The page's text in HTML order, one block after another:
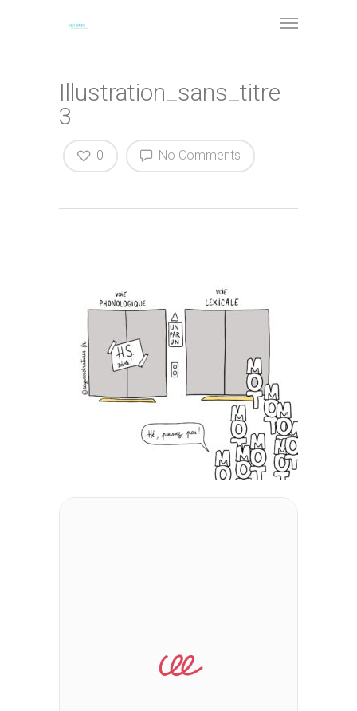
Illustration_sans_titre
3
No Comments
0